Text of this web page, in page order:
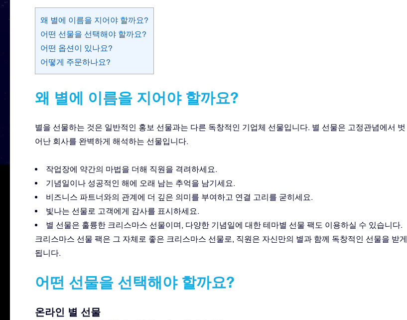
왜 별에 이름을 지어야 할까요?
어떤 선물을 선택해야 할까요?
어떤 옵션이 있나요?
어떻게 주문하나요?
왜 별에 이름을 지어야 할까요?
별을 선물하는 것은 일반적인 홍보 선물과는 다른 독창적인 기업체 선물입니다. 별 선물은 고정관념에서 벗
어난 회사를 완벽하게 해석하는 선물입니다.
작업장에 약간의 마법을 더해 직원을 격려하세요.
기념일이나 성공적인 해에 오래 남는 추억을 남기세요.
비즈니스 파트너와의 관계에 더 깊은 의미를 부여하고 연결 고리를 굳히세요.
빛나는 선물로 고객에게 감사를 표시하세요.
별 선물은 훌륭한 크리스마스 선물이며, 다양한 기념일에 대한 테마별 선물 팩도 이용하실 수 있습니다.
크리스마스 선물 팩은 그 자체로 좋은 크리스마스 선물로, 직원은 자신만의 별과 함께 독창적인 선물을 받게
됩니다.
어떤 선물을 선택해야 할까요?
온라인 별 선물